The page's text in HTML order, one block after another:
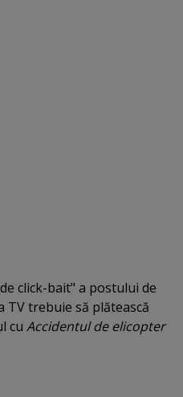
click-bait" a postului de
TV trebuie să plătească
cu Accidentul de elicopter